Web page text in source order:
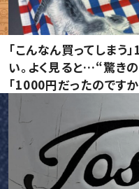
「こんなん買ってしま
い。よく見ると…“驚き
「1000円だったのですか